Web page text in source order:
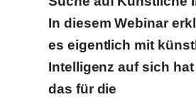
In diesem Webinar
es eigentlich mit
Intelligenz auf sich
das für die